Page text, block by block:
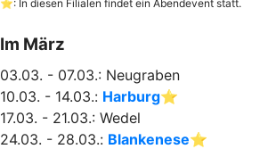
⭐: In diesen Filialen findet ein Abendevent statt.
Im März
03.03. - 07.03.: Neugraben
10.03. - 14.03.: Harburg⭐
17.03. - 21.03.: Wedel
24.03. - 28.03.: Blankenese⭐